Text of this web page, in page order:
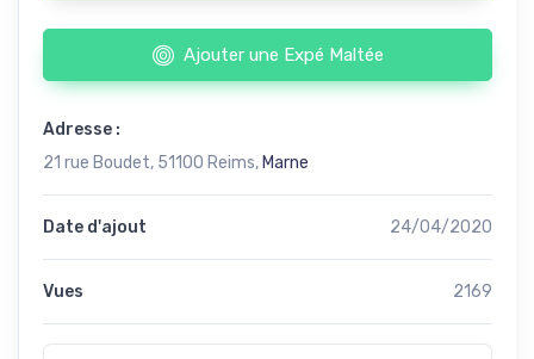
Ajouter une Expé Maltée
Adresse :
21 rue Boudet, 51100 Reims, Marne
Date d'ajout 24/04/2020
Vues 2169